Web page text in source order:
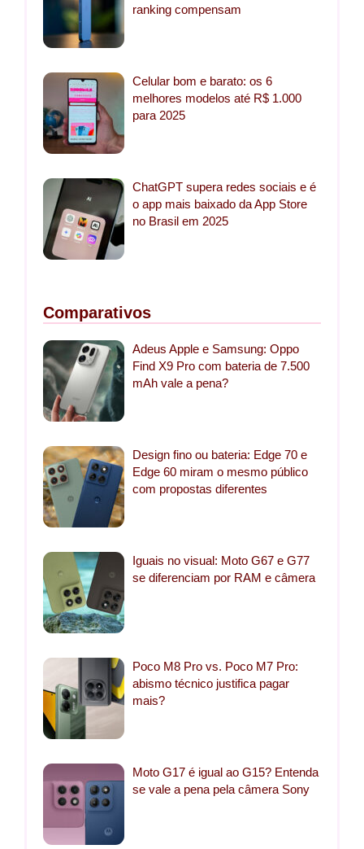
ranking compensam
Celular bom e barato: os 6
melhores modelos até R$ 1.000
para 2025
ChatGPT supera redes sociais e é
o app mais baixado da App Store
no Brasil em 2025
Comparativos
Adeus Apple e Samsung: Oppo
Find X9 Pro com bateria de 7.500
mAh vale a pena?
Design fino ou bateria: Edge 70 e
Edge 60 miram o mesmo público
com propostas diferentes
Iguais no visual: Moto G67 e G77
se diferenciam por RAM e câmera
Poco M8 Pro vs. Poco M7 Pro:
abismo técnico justifica pagar
mais?
Moto G17 é igual ao G15? Entenda
se vale a pena pela câmera Sony